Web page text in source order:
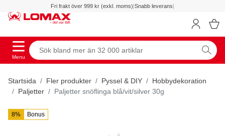
Fri frakt över 999 kr (exkl. moms)|Snabb leverans|
Menu
Startsida Fler produkter Pyssel & DIY
Hobbydekoration
Paljetter
Paljetter snöflinga blå/vit/silver 30g
8% Bonus